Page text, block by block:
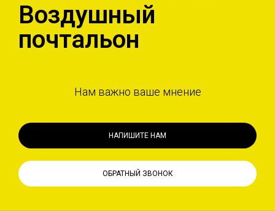
Воздушный
почтальон
Нам важно ваше мнение
НАПИШИТЕ НАМ
ОБРАТНЫЙ ЗВОНОК